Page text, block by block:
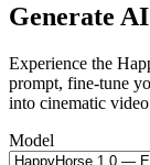
Generate
Experience the
prompt, fine-tune
into cinematic
Model